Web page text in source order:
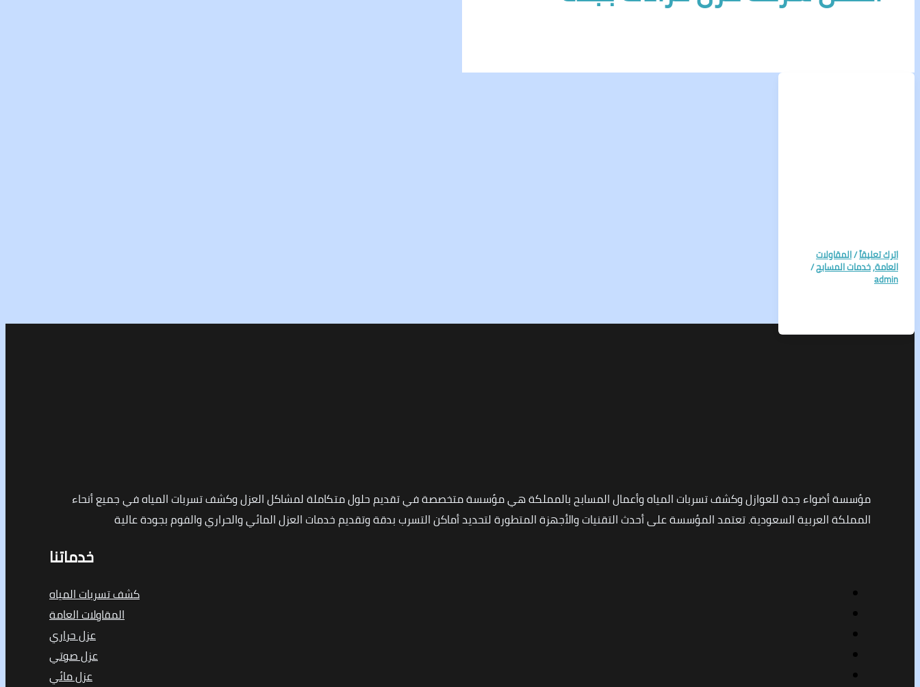
اترك تعليقاً/المقاولات
العامة,خدمات المسابح/
admin
مؤسسة أضواء جدة للعوازل وكشف تسربات المياه وأعمال المسابح بالمملكة هي مؤسسة متخصصة في تقديم حلول متكاملة لمشاكل العزل وكشف تسربات المياه في جميع أنحاء
المملكة العربية السعودية. تعتمد المؤسسة على أحدث التقنيات والأجهزة المتطورة لتحديد أماكن التسرب بدقة وتقديم خدمات العزل المائي والحراري والفوم بجودة عالية
خدماتنا
كشف تسربات المياه
المقاولات العامة
عزل حراري
عزل صوتي
عزل مائي